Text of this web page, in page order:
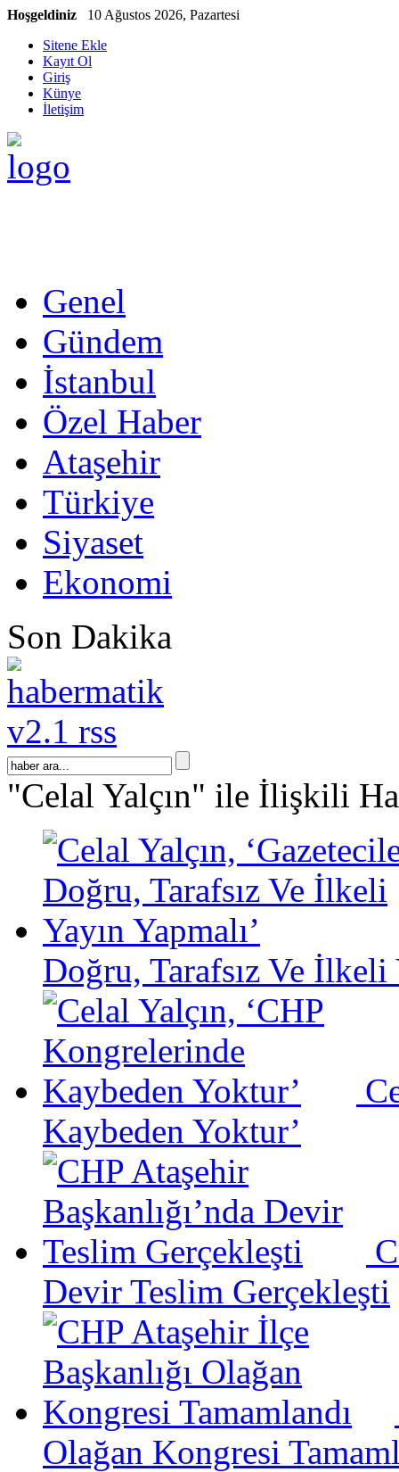
Hoşgeldiniz
10 Ağustos 2026, Pazartesi
Sitene Ekle
Kayıt Ol
Giriş
Künye
İletişim
Genel
Gündem
İstanbul
Özel Haber
Ataşehir
Türkiye
Siyaset
Ekonomi
Son Dakika
"Celal Yalçın" ile İlişkili
Doğru, Tarafsız Ve İlkeli
Kaybeden Yoktur’
Devir Teslim Gerçekleşti
Olağan Kongresi